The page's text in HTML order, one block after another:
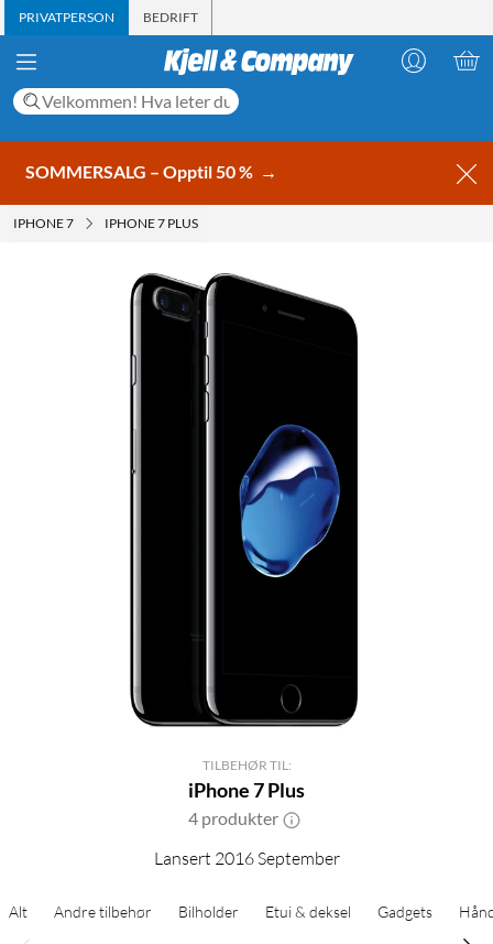
PRIVATPERSON BEDRIFT
SOMMERSALG – Opptil 50 % →
IPHONE 7 IPHONE 7 PLUS
TILBEHØR TIL:
iPhone 7 Plus
4 produkter
Lansert 2016 September
Alt Andre tilbehør Bilholder Etui & deksel Gadgets